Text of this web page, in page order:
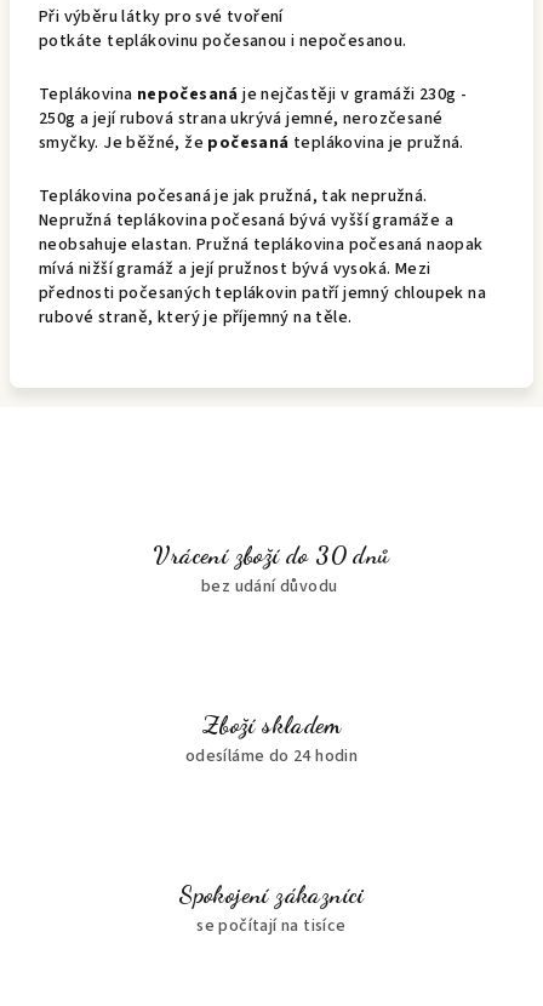
Vrácení zboží do 30 dnů
bez udání důvodu
Zboží skladem
odesíláme do 24 hodin
Spokojení zákazníci
se počítají na tisíce
Při výběru látky pro své tvoření
potkáte teplákovinu počesanou i nepočesanou.
Teplákovina nepočesaná je nejčastěji v gramáži 230g -
250g a její rubová strana ukrývá jemné, nerozčesané
smyčky. Je běžné, že počesaná teplákovina je pružná.
Teplákovina počesaná je jak pružná, tak nepružná.
Nepružná teplákovina počesaná bývá vyšší gramáže a
neobsahuje elastan. Pružná teplákovina počesaná naopak
mívá nižší gramáž a její pružnost bývá vysoká. Mezi
přednosti počesaných teplákovin patří jemný chloupek na
rubové straně, který je příjemný na těle.